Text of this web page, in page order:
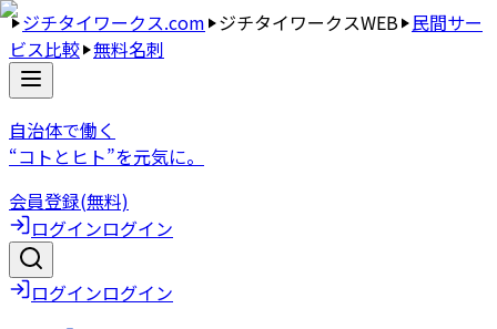
ジチタイワークス.com ジチタイワークスWEB 民間サー
ビス比較 無料名刺
自治体で働く
“コトとヒト”を元気に。
会員登録(無料)
ログインログイン
ログインログイン